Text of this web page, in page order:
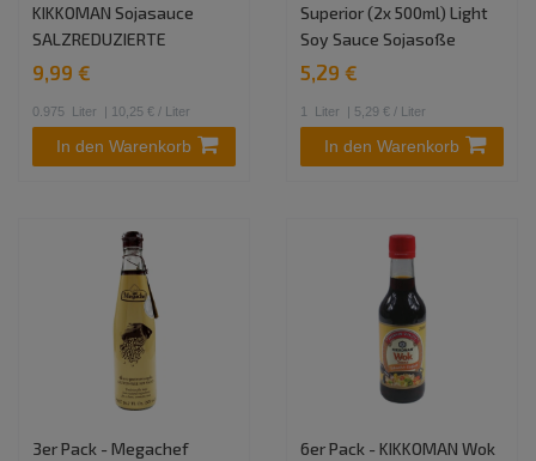
KIKKOMAN Sojasauce
SALZREDUZIERTE
9,99 €
0.975 Liter | 10,25 € / Liter
In den Warenkorb
Superior (2x 500ml) Light
Soy Sauce Sojasoße
5,29 €
1 Liter | 5,29 € / Liter
In den Warenkorb
3er Pack - Megachef 6er Pack - KIKKOMAN Wok